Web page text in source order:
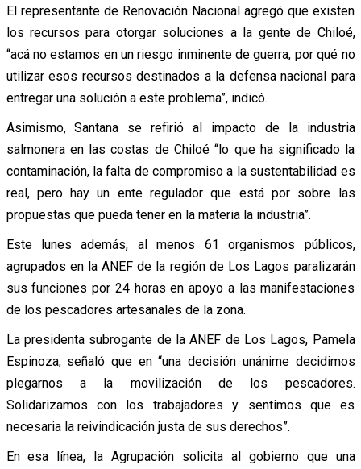
El representante de Renovación Nacional agregó que existen
los recursos para otorgar soluciones a la gente de Chiloé,
“acá no estamos en un riesgo inminente de guerra, por qué no
utilizar esos recursos destinados a la defensa nacional para
entregar una solución a este problema”, indicó.
Asimismo, Santana se refirió al impacto de la industria
salmonera en las costas de Chiloé “lo que ha significado la
contaminación, la falta de compromiso a la sustentabilidad es
real, pero hay un ente regulador que está por sobre las
propuestas que pueda tener en la materia la industria”.
Este lunes además, al menos 61 organismos públicos,
agrupados en la ANEF de la región de Los Lagos paralizarán
sus funciones por 24 horas en apoyo a las manifestaciones
de los pescadores artesanales de la zona.
La presidenta subrogante de la ANEF de Los Lagos, Pamela
Espinoza, señaló que en “una decisión unánime decidimos
plegarnos a la movilización de los pescadores.
Solidarizamos con los trabajadores y sentimos que es
necesaria la reivindicación justa de sus derechos”.
En esa línea, la Agrupación solicita al gobierno que una